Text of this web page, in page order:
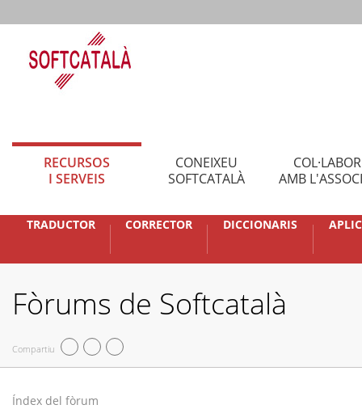
RECURSOS
I SERVEIS
CONEIXEU
SOFTCATALÀ
AMB
TRADUCTOR CORRECTOR DICCIONARIS
Fòrums de Softcatalà
Compartiu
Índex del fòrum